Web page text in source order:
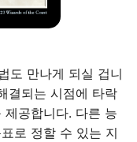
도 만나게 되실 겁니
결되는 시점에 타락
공합니다. 다른 능
로 정할 수 있는 지